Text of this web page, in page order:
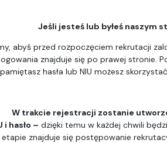
Jeśli jesteś lub byłeś naszym
abyś przed rozpoczęciem rekrutacji
znajduje się po prawej stronie.
hasła lub NIU możesz
W trakcie rejestracji zostanie
i hasło – dzięki temu w każdej chwili
etapie znajduje się postępowanie